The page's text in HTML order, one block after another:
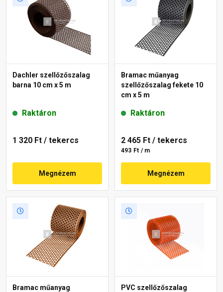
Dachler szellőzőszalag
barna 10 cm x 5 m
Raktáron
1 320 Ft / tekercs
Megnézem
Bramac műanyag
szellőzőszalag fekete 10
cm x 5 m
Raktáron
2 465 Ft / tekercs
493 Ft / m
Megnézem
Bramac műanyag
PVC szellőzőszalag